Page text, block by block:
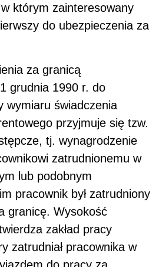
którym zainteresowany
do ubezpieczenia za
za granicą
grudnia 1990 r. do
wymiaru świadczenia
przyjmuje się tzw.
tj. wynagrodzenie
zatrudnionemu w
lub podobnym
pracownik był zatrudniony
granicę. Wysokość
zakład pracy
zatrudniał pracownika w